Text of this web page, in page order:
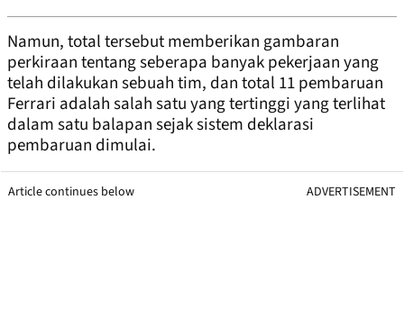
Namun, total tersebut memberikan gambaran
perkiraan tentang seberapa banyak pekerjaan yang
telah dilakukan sebuah tim, dan total 11 pembaruan
Ferrari adalah salah satu yang tertinggi yang terlihat
dalam satu balapan sejak sistem deklarasi
pembaruan dimulai.
Article continues below ADVERTISEMENT